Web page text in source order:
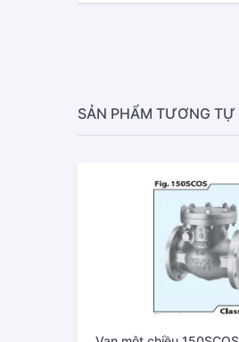
SẢN PHẨM TƯƠNG TỰ